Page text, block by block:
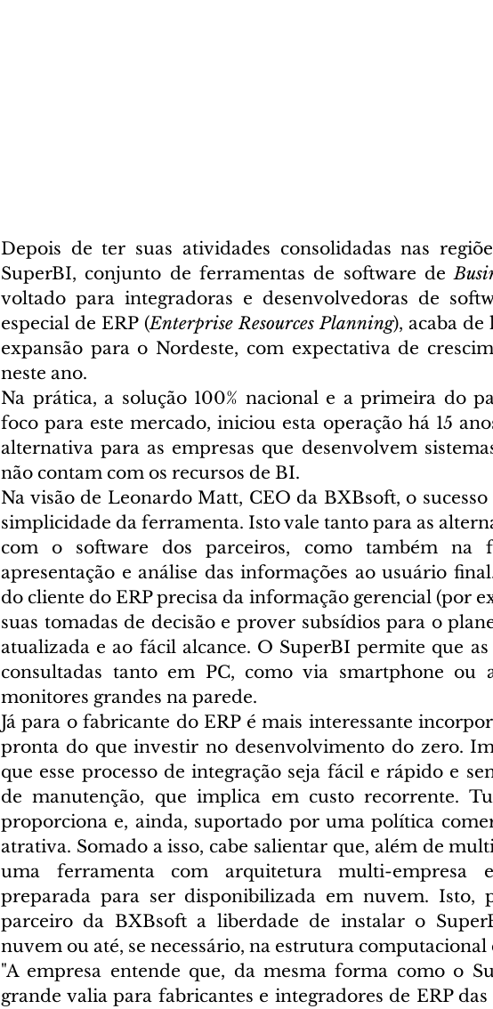
Depois de ter suas atividades consolidadas nas
SuperBI, conjunto de ferramentas de software de
voltado para integradoras e desenvolvedoras de
especial de ERP (Enterprise Resources Planning), acaba
expansão para o Nordeste, com expectativa de
neste ano.
Na prática, a solução 100% nacional e a primeira do
foco para este mercado, iniciou esta operação há 15
alternativa para as empresas que desenvolvem
não contam com os recursos de BI.
Na visão de Leonardo Matt, CEO da BXBsoft, o
simplicidade da ferramenta. Isto vale tanto para as
com o software dos parceiros, como também na
apresentação e análise das informações ao usuário
do cliente do ERP precisa da informação gerencial (por
suas tomadas de decisão e prover subsídios para o
atualizada e ao fácil alcance. O SuperBI permite que
consultadas tanto em PC, como via smartphone ou
monitores grandes na parede.
Já para o fabricante do ERP é mais interessante
pronta do que investir no desenvolvimento do zero.
que esse processo de integração seja fácil e rápido e
de manutenção, que implica em custo recorrente.
proporciona e, ainda, suportado por uma política
atrativa. Somado a isso, cabe salientar que, além de
uma ferramenta com arquitetura multi-empresa e
preparada para ser disponibilizada em nuvem. Isto,
parceiro da BXBsoft a liberdade de instalar o
nuvem ou até, se necessário, na estrutura
"A empresa entende que, da mesma forma como o
grande valia para fabricantes e integradores de ERP